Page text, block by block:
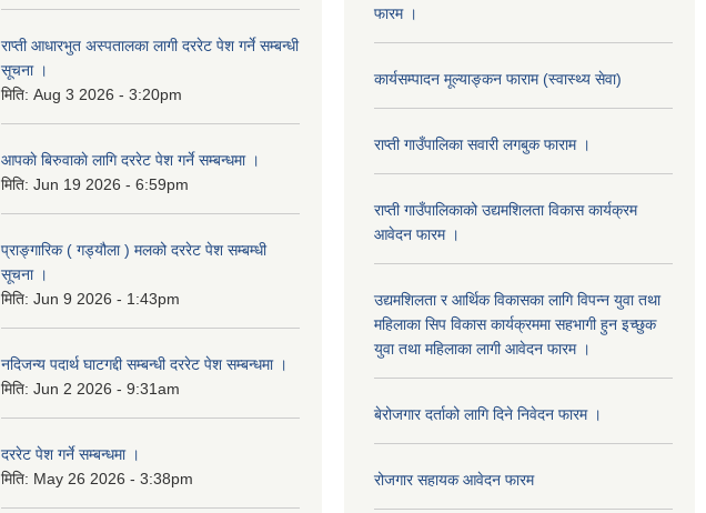
राप्ती आधारभुत अस्पतालका लागी दररेट पेश गर्ने सम्बन्धी
सूचना ।
मिति: Aug 3 2026 - 3:20pm
आपकाे बिरुवाकाे लागि दररेट पेश गर्ने सम्बन्धमा ।
मिति: Jun 19 2026 - 6:59pm
प्राङ्गारिक ( गड्यौला ) मलको दररेट पेश सम्बम्धी
सूचना ।
मिति: Jun 9 2026 - 1:43pm
नदिजन्य पदार्थ घाटगद्दी सम्बन्धी दररेट पेश सम्बन्धमा ।
मिति: Jun 2 2026 - 9:31am
दररेट पेश गर्ने सम्बन्धमा ।
मिति: May 26 2026 - 3:38pm
फारम ।
कार्यसम्पादन मूल्याङ्कन फाराम (स्वास्थ्य सेवा)
राप्ती गाउँपालिका सवारी लगबुक फाराम ।
राप्ती गाउँपालिकाको उद्यमशिलता विकास कार्यक्रम
आवेदन फारम ।
उद्यमशिलता र आर्थिक विकासका लागि विपन्न युवा तथा
महिलाका सिप विकास कार्यक्रममा सहभागी हुन इच्छुक
युवा तथा महिलाका लागी आवेदन फारम ।
बेरोजगार दर्ताको लागि दिने निवेदन फारम ।
रोजगार सहायक आवेदन फारम